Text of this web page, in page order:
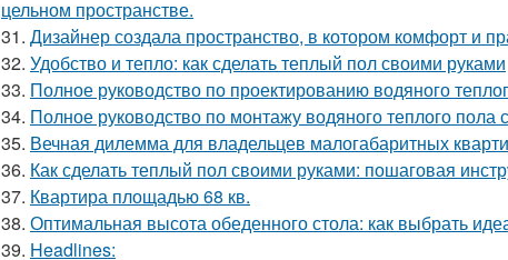
цельном пространстве.
31. Дизайнер создала пространство, в котором комфорт и
32. Удобство и тепло: как сделать теплый пол своими руками
33. Полное руководство по проектированию водяного
34. Полное руководство по монтажу водяного теплого пола
35. Вечная дилемма для владельцев малогабаритных
36. Как сделать теплый пол своими руками: пошаговая
37. Квартира площадью 68 кв.
38. Оптимальная высота обеденного стола: как выбрать
39. Headlines: